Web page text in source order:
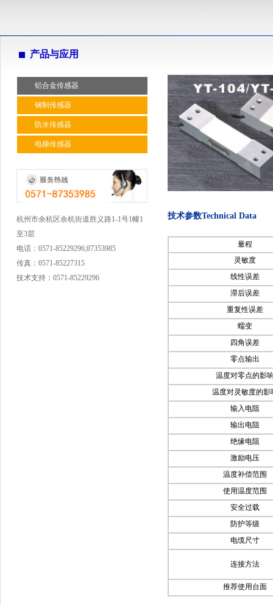
产品与应用
铝合金传感器
钢制传感器
防水传感器
电梯传感器
杭州市余杭区余杭街道胜义路1-1号1幢1
至3层
电话： 0571-85229296;87353985
传真： 0571-85227315
技术支持： 0571-85229296
技术参数Technical Data
量程
灵敏度
线性误差
滞后误差
重复性误差
蠕变
四角误差
零点输出
温度对零点的影
温度对灵敏度的影
输入电阻
输出电阻
绝缘电阻
激励电压
温度补偿范围
使用温度范围
安全过载
防护等级
电缆尺寸
连接方法
推荐使用台面